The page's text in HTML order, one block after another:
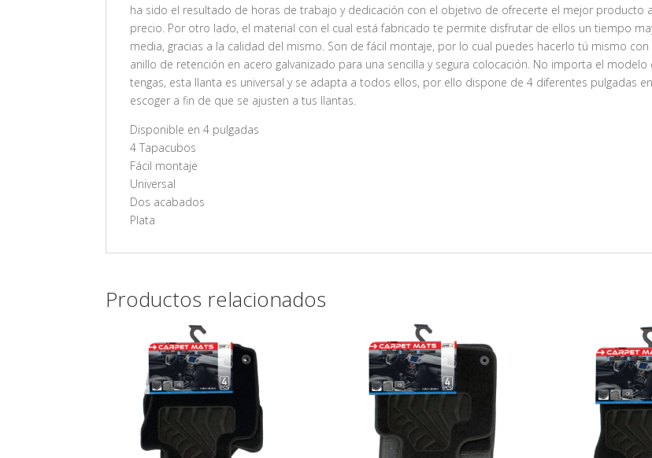
ha sido el resultado de horas de trabajo y dedicación con el objetivo de ofrecerte el mejor producto
precio. Por otro lado, el material con el cual está fabricado te permite disfrutar de ellos un tiempo
media, gracias a la calidad del mismo. Son de fácil montaje, por lo cual puedes hacerlo tú mismo con
anillo de retención en acero galvanizado para una sencilla y segura colocación. No importa el modelo
tengas, esta llanta es universal y se adapta a todos ellos, por ello dispone de 4 diferentes pulgadas
escoger a fin de que se ajusten a tus llantas.
Disponible en 4 pulgadas
4 Tapacubos
Fácil montaje
Universal
Dos acabados
Plata
Productos relacionados